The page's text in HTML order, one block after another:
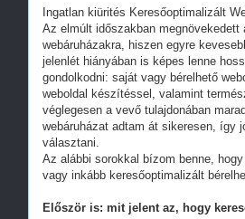
Ingatlan kiürités Keresőoptimalizált
Az elmúlt időszakban
webáruházakra, hiszen egyre
jelenlét hiányában is képes lenne
gondolkodni: saját vagy bérelhető
weboldal készítéssel, valamint
véglegesen a vevő tulajdonában
webáruházat adtam át sikeresen, így
választani.
Az alábbi sorokkal bízom benne,
vagy inkább keresőoptimalizált
Először is: mit jelent az, hogy